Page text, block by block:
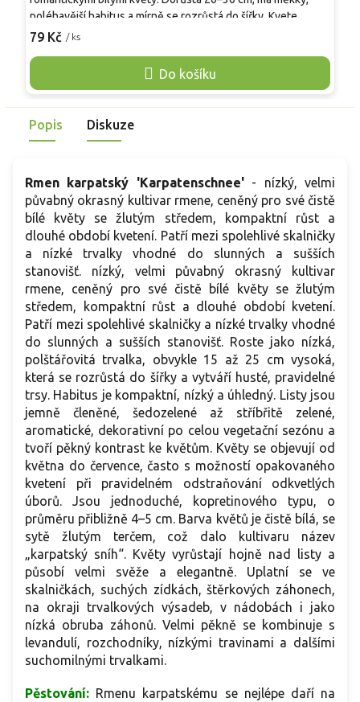
79 Kč / ks
Do košíku
poléhavější habitus a mírně se rozrůstá do šířky. Kvete
bohatě od června do srpna plnými, kopretinovitými květy
vhodná do trvalkových a bylinkových záhonů, venkovských
zahrad i nádob. Skvěle se kombinuje s levandulí a šalvějemi.
Popis Diskuze
Rmen karpatský 'Karpatenschnee' - nízký, velmi
půvabný okrasný kultivar rmene, ceněný pro své čistě
bílé květy se žlutým středem, kompaktní růst a
dlouhé období kvetení. Patří mezi spolehlivé skalničky
a nízké trvalky vhodné do slunných a sušších
stanovišť. nízký, velmi půvabný okrasný kultivar
rmene, ceněný pro své čistě bílé květy se žlutým
středem, kompaktní růst a dlouhé období kvetení.
Patří mezi spolehlivé skalničky a nízké trvalky vhodné
do slunných a sušších stanovišť. Roste jako nízká,
polštářovitá trvalka, obvykle 15 až 25 cm vysoká,
která se rozrůstá do šířky a vytváří husté, pravidelné
trsy. Habitus je kompaktní, nízký a úhledný. Listy jsou
jemně členěné, šedozelené až stříbřitě zelené,
aromatické, dekorativní po celou vegetační sezónu a
tvoří pěkný kontrast ke květům. Květy se objevují od
května do července, často s možností opakovaného
kvetení při pravidelném odstraňování odkvetlých
úborů. Jsou jednoduché, kopretinového typu, o
průměru přibližně 4–5 cm. Barva květů je čistě bílá, se
sytě žlutým terčem, což dalo kultivaru název
„karpatský sníh“. Květy vyrůstají hojně nad listy a
působí velmi svěže a elegantně. Uplatní se ve
skalničkách, suchých zídkách, štěrkových záhonech,
na okraji trvalkových výsadeb, v nádobách i jako
nízká obruba záhonů. Velmi pěkně se kombinuje s
levandulí, rozchodníky, nízkými travinami a dalšími
suchomilnými trvalkami.
Pěstování: Rmenu karpatskému se nejlépe daří na